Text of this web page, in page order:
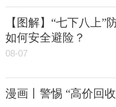
【图解】“七下八上”
如何安全避险？
08-07
漫画丨警惕 “高价回